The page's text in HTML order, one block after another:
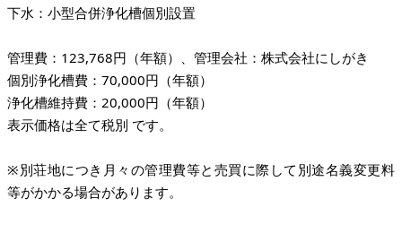
下水：小型合併浄化槽個別設置
管理費：123,768円（年額）、管理会社：株式会社にしがき
個別浄化槽費：70,000円（年額）
浄化槽維持費：20,000円（年額）
表示価格は全て税別 です。
※別荘地につき月々の管理費等と売買に際して別途名義変更料
等がかかる場合があります。